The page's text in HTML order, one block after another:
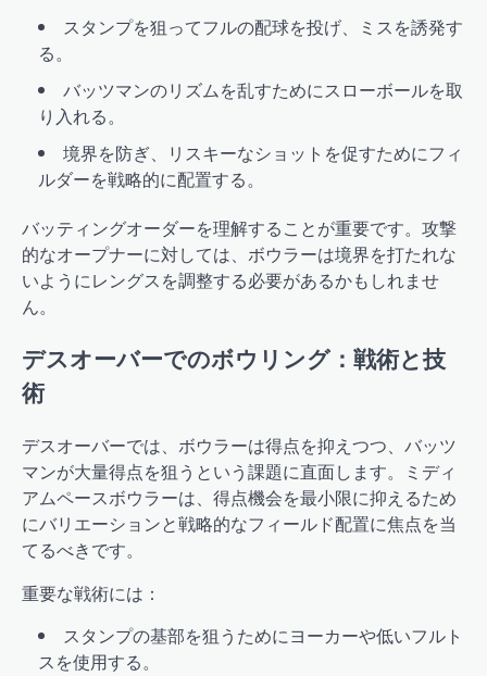
スタンプを狙ってフルの配球を投げ、ミスを誘発す
る。
バッツマンのリズムを乱すためにスローボールを取
り入れる。
境界を防ぎ、リスキーなショットを促すためにフィ
ルダーを戦略的に配置する。
バッティングオーダーを理解することが重要です。攻撃
的なオープナーに対しては、ボウラーは境界を打たれな
いようにレングスを調整する必要があるかもしれませ
ん。
デスオーバーでのボウリング：戦術と技
術
デスオーバーでは、ボウラーは得点を抑えつつ、バッツ
マンが大量得点を狙うという課題に直面します。ミディ
アムペースボウラーは、得点機会を最小限に抑えるため
にバリエーションと戦略的なフィールド配置に焦点を当
てるべきです。
重要な戦術には：
スタンプの基部を狙うためにヨーカーや低いフルト
スを使用する。